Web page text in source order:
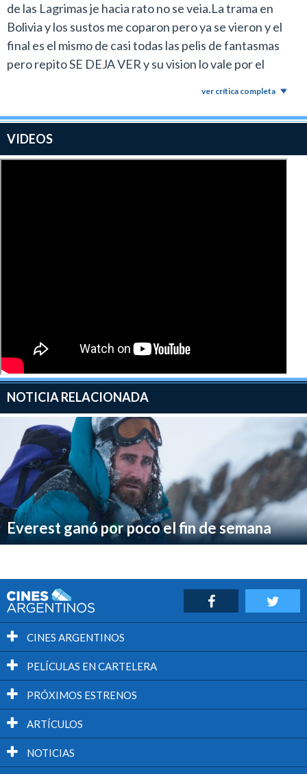
de las Lagrimas je hacia rato no se veia.La trama en
Bolivia y los sustos me coparon pero ya se vieron y el
final es el mismo de casi todas las pelis de fantasmas
pero repito SE DEJA VER y su vision lo vale por el
puntaje pero un 7 esta bien.La vi en bluray.
ver crítica completa
VIDEOS
NOTICIA RELACIONADA
Everest ganó por poco el fin de semana
CINES ARGENTINOS
PELÍCULAS EN CARTELERA
PRÓXIMOS ESTRENOS
ARTÍCULOS
NOTICIAS